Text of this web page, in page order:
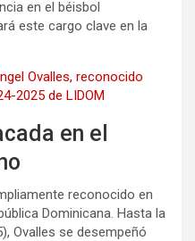
en el béisbol
este cargo clave en la
Ovalles, reconocido
2025 de LIDOM
en el
reconocido en
Dominicana. Hasta la
Ovalles se desempeñó